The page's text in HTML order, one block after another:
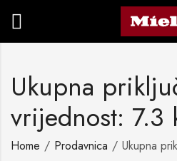
Ukupna
vrijednost: 7.3
Home Prodavnica Ukupna